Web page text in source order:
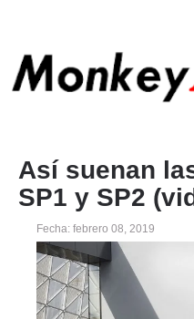
Así suenan
SP1 y SP2
Fecha: febrero 08, 2019